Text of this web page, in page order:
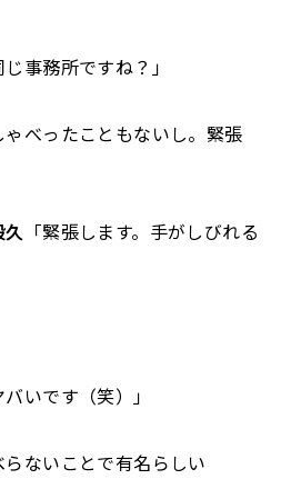
じ事務所ですね？」
ゃべったこともないし。緊張
「緊張します。手がしびれる
いです（笑）」
らないことで有名らしい